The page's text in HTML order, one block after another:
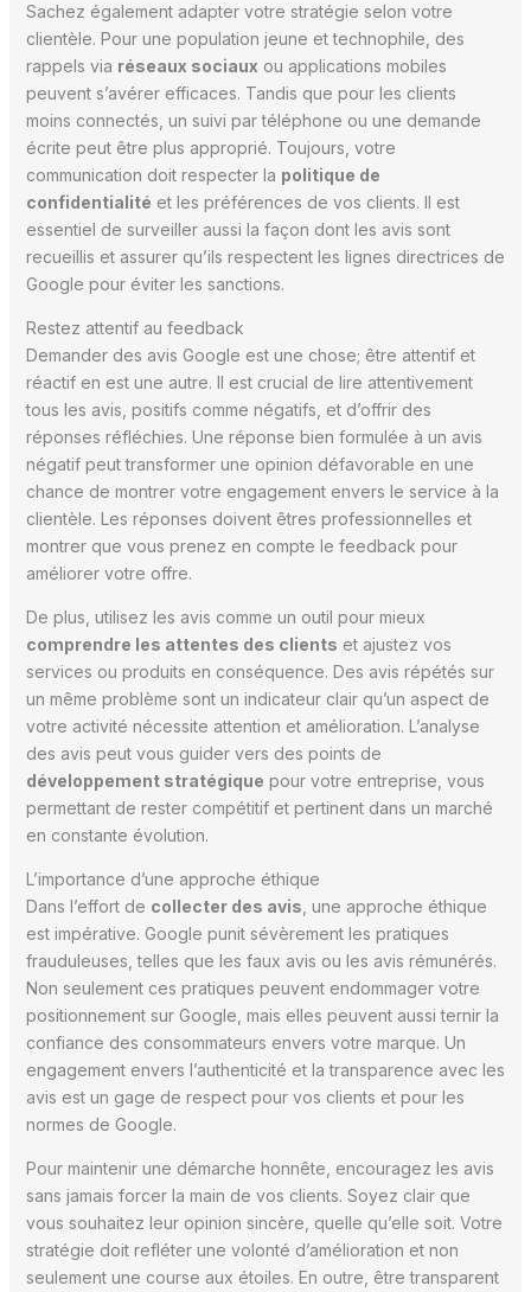
Sachez également adapter votre stratégie selon votre
clientèle. Pour une population jeune et technophile, des
rappels via réseaux sociaux ou applications mobiles
peuvent s’avérer efficaces. Tandis que pour les clients
moins connectés, un suivi par téléphone ou une demande
écrite peut être plus approprié. Toujours, votre
communication doit respecter la politique de
confidentialité et les préférences de vos clients. Il est
essentiel de surveiller aussi la façon dont les avis sont
recueillis et assurer qu’ils respectent les lignes directrices de
Google pour éviter les sanctions.
Restez attentif au feedback
Demander des avis Google est une chose; être attentif et
réactif en est une autre. Il est crucial de lire attentivement
tous les avis, positifs comme négatifs, et d’offrir des
réponses réfléchies. Une réponse bien formulée à un avis
négatif peut transformer une opinion défavorable en une
chance de montrer votre engagement envers le service à la
clientèle. Les réponses doivent êtres professionnelles et
montrer que vous prenez en compte le feedback pour
améliorer votre offre.
De plus, utilisez les avis comme un outil pour mieux
comprendre les attentes des clients et ajustez vos
services ou produits en conséquence. Des avis répétés sur
un même problème sont un indicateur clair qu’un aspect de
votre activité nécessite attention et amélioration. L’analyse
des avis peut vous guider vers des points de
développement stratégique pour votre entreprise, vous
permettant de rester compétitif et pertinent dans un marché
en constante évolution.
L’importance d’une approche éthique
Dans l’effort de collecter des avis , une approche éthique
est impérative. Google punit sévèrement les pratiques
frauduleuses, telles que les faux avis ou les avis rémunérés.
Non seulement ces pratiques peuvent endommager votre
positionnement sur Google, mais elles peuvent aussi ternir la
confiance des consommateurs envers votre marque. Un
engagement envers l’authenticité et la transparence avec les
avis est un gage de respect pour vos clients et pour les
normes de Google.
Pour maintenir une démarche honnête, encouragez les avis
sans jamais forcer la main de vos clients. Soyez clair que
vous souhaitez leur opinion sincère, quelle qu’elle soit. Votre
stratégie doit refléter une volonté d’amélioration et non
seulement une course aux étoiles. En outre, être transparent